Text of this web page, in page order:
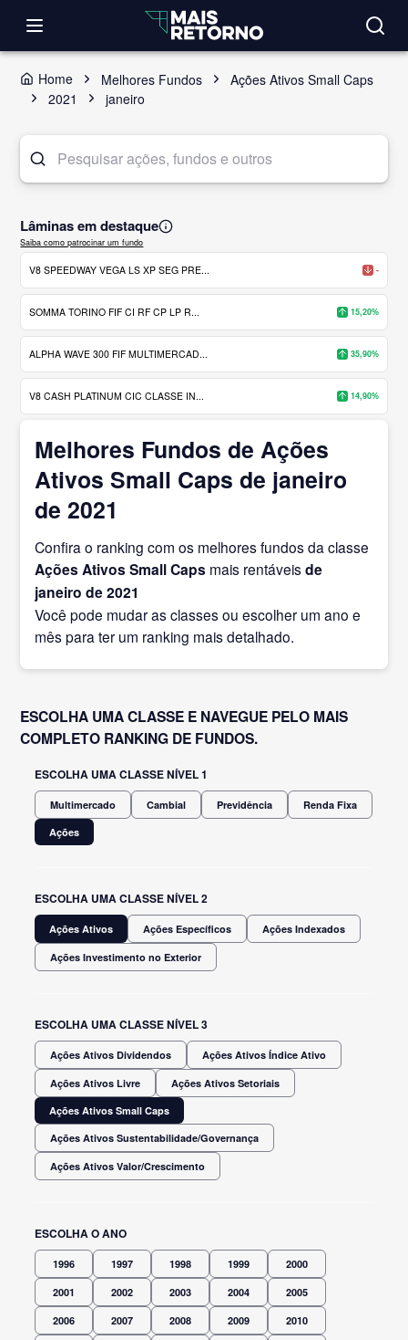
Home Melhores Fundos
Ações Ativos Small Caps
2021
janeiro
Lâminas em destaque
Saiba como patrocinar um fundo
V8 SPEEDWAY VEGA LS XP SEG PRE... -
SOMMA TORINO FIF CI RF CP LP R... 15,20%
ALPHA WAVE 300 FIF MULTIMERCAD... 35,90%
V8 CASH PLATINUM CIC CLASSE IN... 14,90%
Melhores Fundos de Ações
Ativos Small Caps de janeiro
de 2021
Confira o ranking com os melhores fundos da classe
Ações Ativos Small Caps mais rentáveisde
janeiro de 2021
Você pode mudar as classes ou escolher um ano e
mês para ter um ranking mais detalhado.
ESCOLHA UMA CLASSE E NAVEGUE PELO MAIS
COMPLETO RANKING DE FUNDOS.
ESCOLHA UMA CLASSE NÍVEL 1
Multimercado Cambial Previdência
Renda Fixa
Ações
ESCOLHA UMA CLASSE NÍVEL 2
Ações Ativos Ações Específicos Ações Indexados
Ações Investimento no Exterior
ESCOLHA UMA CLASSE NÍVEL 3
Ações Ativos Dividendos Ações Ativos Índice Ativo
Ações Ativos Livre
Ações Ativos Setoriais
Ações Ativos Small Caps
Ações Ativos Sustentabilidade/Governança
Ações Ativos Valor/Crescimento
ESCOLHA O ANO
1996 1997 1998 1999 2000
2001 2002 2003 2004 2005
2006 2007 2008 2009 2010